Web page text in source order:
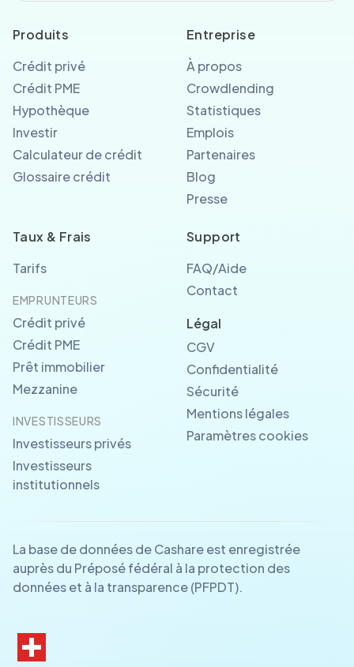
Produits
Crédit privé
Crédit PME
Hypothèque
Investir
Calculateur de crédit
Glossaire crédit
Entreprise
À propos
Crowdlending
Statistiques
Emplois
Partenaires
Blog
Presse
Taux & Frais
Tarifs
EMPRUNTEURS
Crédit privé
Crédit PME
Prêt immobilier
Mezzanine
INVESTISSEURS
Investisseurs privés
Investisseurs
institutionnels
Support
FAQ/Aide
Contact
Légal
CGV
Confidentialité
Sécurité
Mentions légales
Paramètres cookies
La base de données de Cashare est enregistrée
auprès du Préposé fédéral à la protection des
données et à la transparence (PFPDT).